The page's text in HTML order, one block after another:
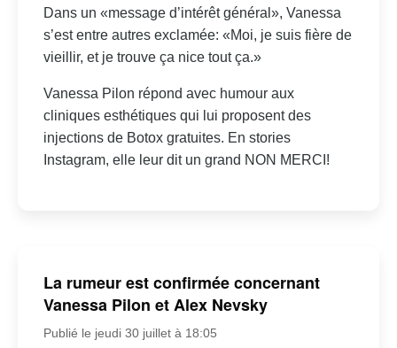
Dans un «message d’intérêt général», Vanessa
s’est entre autres exclamée: «Moi, je suis fière de
vieillir, et je trouve ça nice tout ça.»
Vanessa Pilon répond avec humour aux
cliniques esthétiques qui lui proposent des
injections de Botox gratuites. En stories
Instagram, elle leur dit un grand NON MERCI!
La rumeur est confirmée concernant
Vanessa Pilon et Alex Nevsky
Publié le jeudi 30 juillet à 18:05